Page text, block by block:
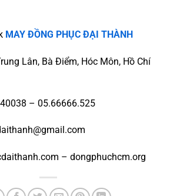
MAY ĐỒNG PHỤC ĐẠI THÀNH
Lân, Bà Điểm, Hóc Môn, Hồ Chí
– 05.66666.525
– dongphuchcm.org